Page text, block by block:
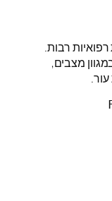
רבות.
מצבים,